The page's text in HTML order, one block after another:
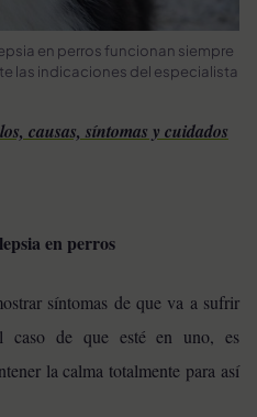
en perros funcionan siempre
las indicaciones del especialista
causas, síntomas y cuidados
en perros
síntomas de que va a sufrir
caso de que esté en uno, es
la calma totalmente para así